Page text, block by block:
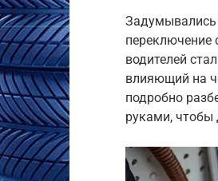
Задумывались
переключение
водителей
влияющий на
подробно
руками, чтобы